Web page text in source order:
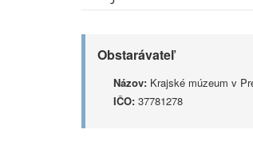
Obstarávateľ
Názov: Krajské múzeum v
IČO: 37781278